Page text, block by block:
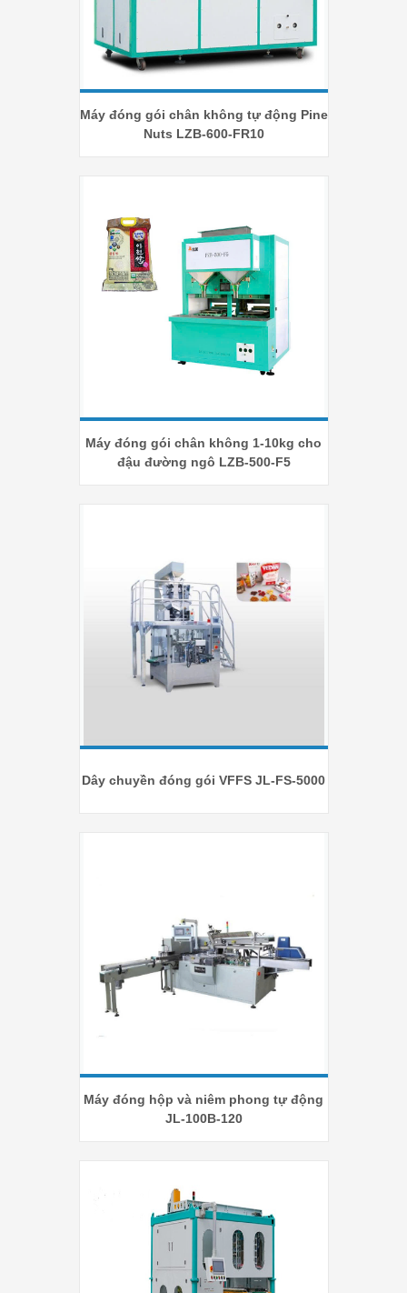
Máy đóng gói chân không tự động Pine
Nuts LZB-600-FR10
Máy đóng gói chân không 1-10kg cho
đậu đường ngô LZB-500-F5
Dây chuyền đóng gói VFFS JL-FS-5000
Máy đóng hộp và niêm phong tự động
JL-100B-120